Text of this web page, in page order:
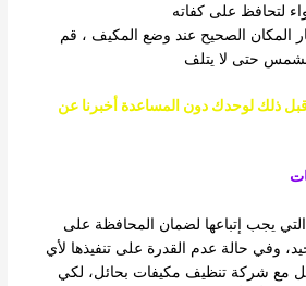
لتحافظ على كفاته
المكان الصحيح عند وضع المكيف ، قم
حتى لا يتلف
ذلك لوحدك دون المساعدة أخبرنا عن
يجب إتباعها لضمان المحافظة على
وفي حالة عدم القدرة على تنفيذها لأي
مع شركة تنظيف مكيفات بحائل، لكي